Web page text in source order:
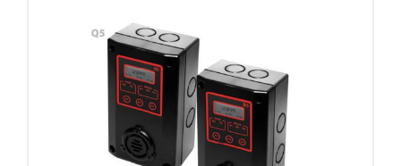
Cảm biến ACI
Nhà phân phối cảm biến
Nhà sản xuất thiết bị điều khiển